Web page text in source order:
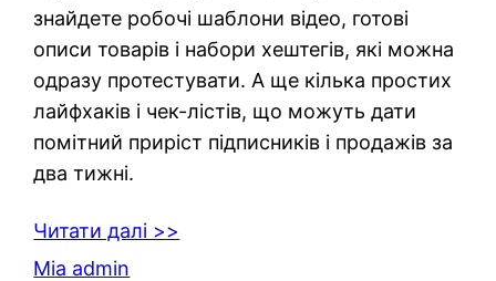
знайдете робочі шаблони відео, готові
описи товарів і набори хештегів, які можна
одразу протестувати. А ще кілька простих
лайфхаків і чек-лістів, що можуть дати
помітний приріст підписників і продажів за
два тижні.
Читати далі >>
Mia admin